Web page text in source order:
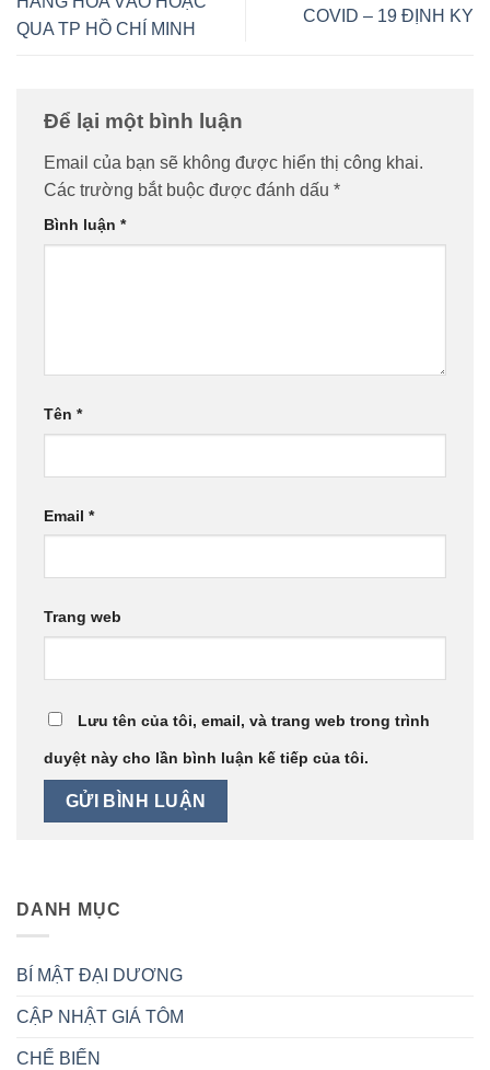
QUA TP HỒ CHÍ MINH
COVID – 19 ĐỊNH KY
Để lại một bình luận
Email của bạn sẽ không được hiển thị công khai.
Các trường bắt buộc được đánh dấu *
Bình luận *
Tên *
Email *
Trang web
Lưu tên của tôi, email, và trang web trong trình
duyệt này cho lần bình luận kế tiếp của tôi.
DANH MỤC
BÍ MẬT ĐẠI DƯƠNG
CẬP NHẬT GIÁ TÔM
CHẾ BIẾN